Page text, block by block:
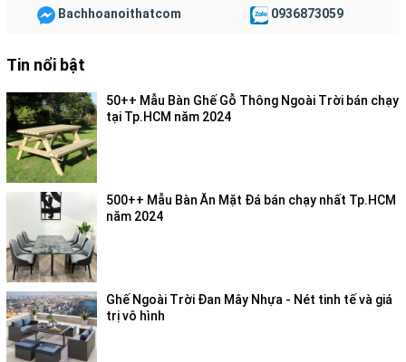
Bachhoanoithatcom 0936873059
Tin nổi bật
50++ Mẫu Bàn Ghế Gỗ Thông Ngoài Trời bán chạy
tại Tp.HCM năm 2024
500++ Mẫu Bàn Ăn Mặt Đá bán chạy nhất Tp.HCM
năm 2024
Ghế Ngoài Trời Đan Mây Nhựa - Nét tinh tế và giá
trị vô hình